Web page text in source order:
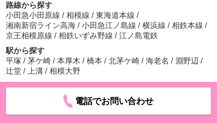
路線から探す
小田急小田原線 / 相模線 / 東海道本線 /
湘南新宿ライン高海 / 小田急江ノ島線 / 横浜線 / 相鉄本線 /
京王相模原線 / 相鉄いずみ野線 / 江ノ島電鉄
駅から探す
平塚 / 茅ケ崎 / 本厚木 / 橋本 / 北茅ケ崎 / 海老名 / 淵野辺 /
辻堂 / 上溝 / 相模大野
電話でお問い合わせ